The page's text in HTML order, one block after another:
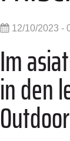
12/10/2023 -
Im
in den